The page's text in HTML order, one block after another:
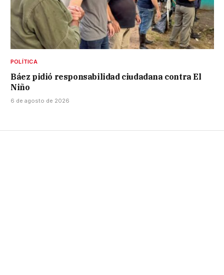
POLÍTICA
Báez pidió responsabilidad ciudadana contra El
Niño
6 de agosto de 2026